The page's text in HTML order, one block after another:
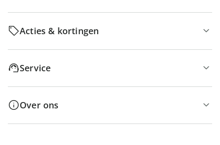
Acties & kortingen
Service
Over ons